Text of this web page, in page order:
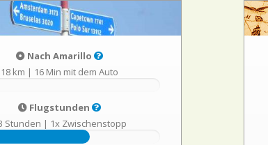
Nach Amarillo
18 km | 16 Min mit dem Auto
Flugstunden
Stunden | 1x Zwischenstopp